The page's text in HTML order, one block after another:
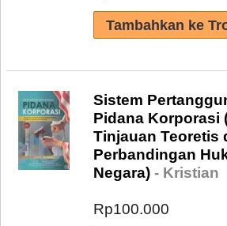
Sistem
Pidana Korporasi
Tinjauan Teoretis
Perbandingan
Negara) - Kristian
Rp100.000